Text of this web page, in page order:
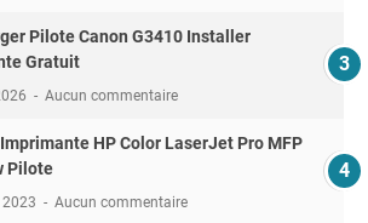
Pilote Canon G3410 Installer
Gratuit
Aucun commentaire
HP Color LaserJet Pro MFP
Pilote
2023 Aucun commentaire